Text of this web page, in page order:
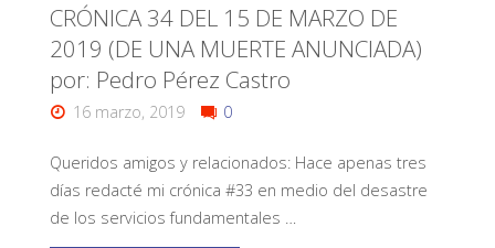
CRÓNICA 34 DEL 15 DE MARZO DE
2019 (DE UNA MUERTE ANUNCIADA)
por: Pedro Pérez Castro
16 marzo, 2019 0
Queridos amigos y relacionados: Hace apenas tres
días redacté mi crónica #33 en medio del desastre
de los servicios fundamentales …